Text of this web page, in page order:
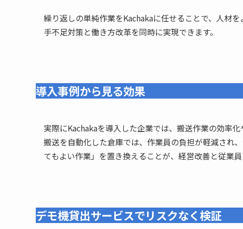
繰り返しの単純作業をKachakaに任せることで、人材
手不足対策と働き方改革を同時に実現できます。
導入事例から見る効果
実際にKachakaを導入した企業では、搬送作業の効率
搬送を自動化した倉庫では、作業員の負担が軽減され
てもよい作業」を置き換えることが、経営改善と従業
デモ機貸出サービスでリスクなく検証